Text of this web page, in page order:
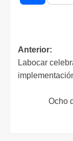
Anterior:
Labocar
Ocho